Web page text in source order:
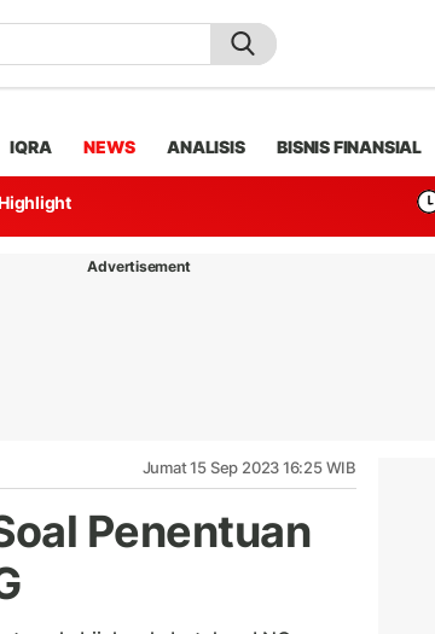
IQRA NEWS ANALISIS BISNIS FINANSIAL
Advertisement
Jumat 15 Sep 2023 16:25 WIB
Penentuan